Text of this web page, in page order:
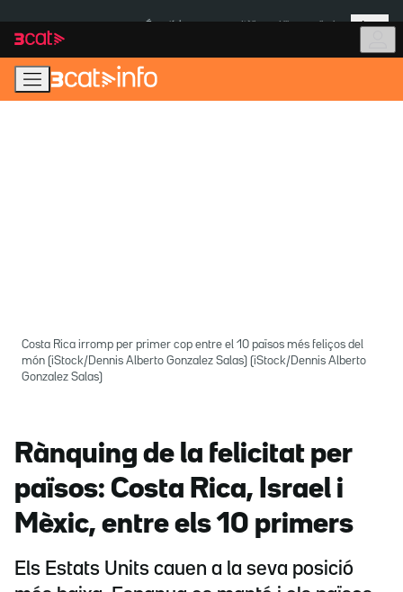
navegació
principal
contingut
Més
Costa Rica irromp per primer cop entre el 10 països més feliços del
món (iStock/Dennis Alberto Gonzalez Salas) (iStock/Dennis Alberto
Gonzalez Salas)
Rànquing de la felicitat per
països: Costa Rica, Israel i
Mèxic, entre els 10 primers
Els Estats Units cauen a la seva posició